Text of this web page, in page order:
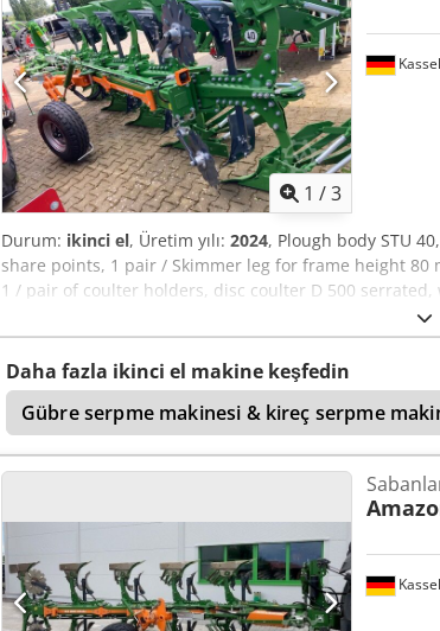
1 /3
Kassel
Durum: ikinci el, Üretim yılı: 2024, Plough body STU
share points, 1 pair / Skimmer leg for frame height
1 / pair of coulter holders, disc coulter D 500
Daha fazla ikinci el makine keşfedin
Gübre serpme makinesi & kireç serpme
Kassel